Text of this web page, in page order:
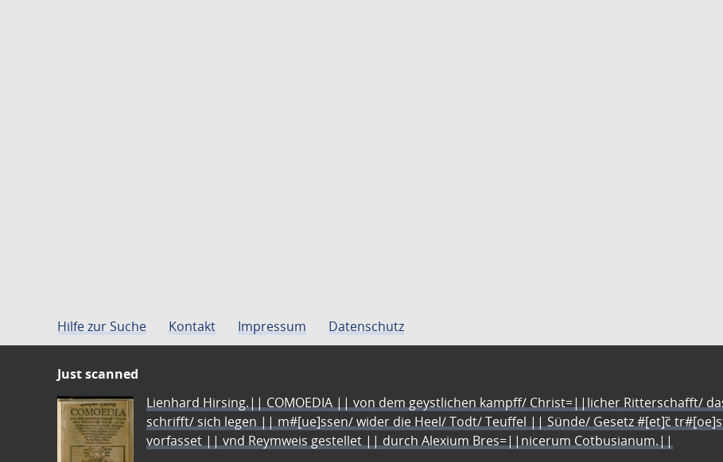
Hilfe zur Suche Kontakt Impressum Datenschutz
Just scanned
Lienhard Hirsing.|| COMOEDIA || von dem geystlichen kampff/ Christ=||licher Ritterschafft/
schrifft/ sich legen || m#[ue]ssen/ wider die Heel/ Todt/ Teuffel || Sünde/ Gesetz #[et]c̃
vorfasset || vnd Reymweis gestellet || durch Alexium Bres=||nicerum Cotbusianum.||